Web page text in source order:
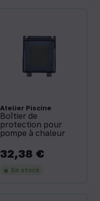
Atelier Piscine
Boîtier de
protection pour
pompe à chaleur
Prix
32,38 €
En stock